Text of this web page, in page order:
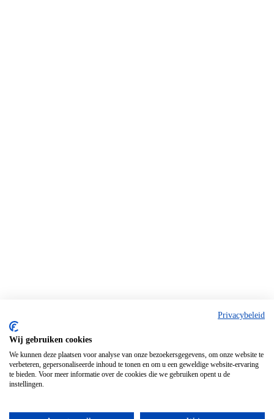
Privacybeleid
Wij gebruiken cookies
We kunnen deze plaatsen voor analyse van onze bezoekersgegevens, om onze website te
verbeteren, gepersonaliseerde inhoud te tonen en om u een geweldige website-ervaring
te bieden. Voor meer informatie over de cookies die we gebruiken opent u de
instellingen.